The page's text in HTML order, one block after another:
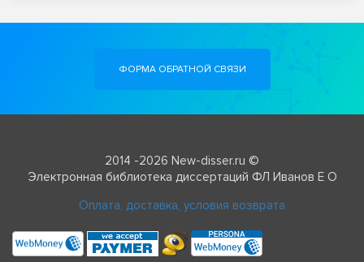
ФОРМА ОБРАТНОЙ СВЯЗИ
2014 -2026 New-disser.ru ©
Электронная библиотека диссертаций ФЛ Иванов Е О
Оплата, доставка, условия возврата